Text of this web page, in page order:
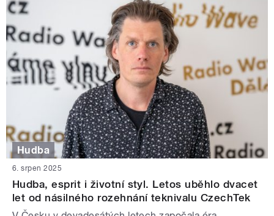
Hudba
6. srpen 2025
Hudba, esprit i životní styl. Letos uběhlo dvacet
let od násilného rozehnání teknivalu CzechTek